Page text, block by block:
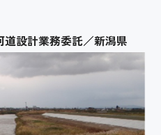
設計業務委託／新潟県